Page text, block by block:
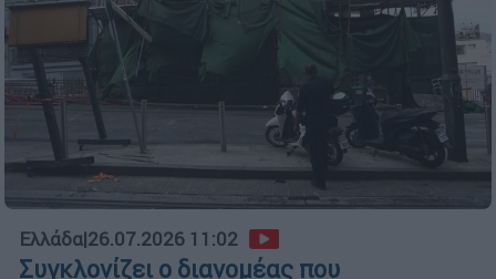
Ελλάδα|26.07.2026 11:02
Συγκλονίζει ο διανομέας που